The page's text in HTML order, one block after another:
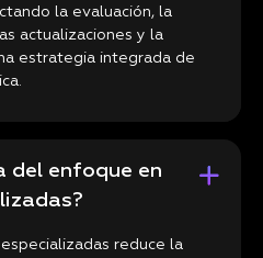
la evaluación, la
actualizaciones y la
estrategia integrada de
del enfoque en
reduce la